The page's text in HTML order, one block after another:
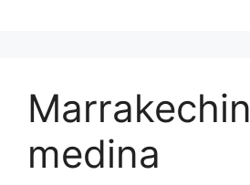
Marrakechin
medina